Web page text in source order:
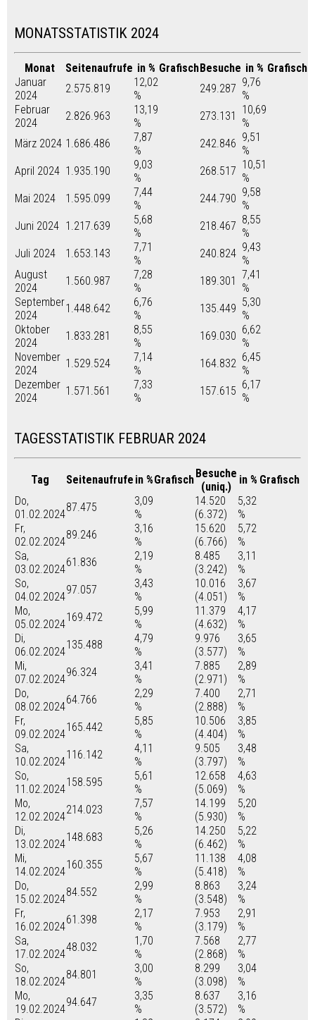
MONATSSTATISTIK 2024
Monat Seitenaufrufe in % GrafischBesuche in % Grafisch
Januar
2024
2.575.819
12,02
%
249.287 9,76
%
Februar
2024
2.826.963
13,19
%
273.131
10,69
%
März 2024 1.686.486
7,87
%
242.846 9,51
%
April 2024 1.935.190
9,03
%
268.517 10,51
%
Mai 2024
1.595.099
7,44
%
244.790 9,58
%
Juni 2024 1.217.639
5,68
%
218.467 8,55
%
Juli 2024
1.653.143
7,71
%
240.824 9,43
%
August
2024
1.560.987
7,28
%
189.301 7,41
%
September
2024
1.448.642
6,76
%
135.449 5,30
%
Oktober
2024
1.833.281
8,55
%
169.030 6,62
%
November
2024
1.529.524
7,14
%
164.832 6,45
%
Dezember
2024
1.571.561
7,33
%
157.615 6,17
%
TAGESSTATISTIK FEBRUAR 2024
Tag Seitenaufrufe in %GrafischBesuche
(uniq.)
in % Grafisch
Do,
01.02.2024
87.475
3,09
%
14.520
(6.372)
5,32
%
Fr,
02.02.2024
89.246
3,16
%
15.620
(6.766)
5,72
%
Sa,
03.02.2024
61.836
2,19
%
8.485
(3.242)
3,11
%
So,
04.02.2024
97.057
3,43
%
10.016
(4.051)
3,67
%
Mo,
05.02.2024
169.472
5,99
%
11.379
(4.632)
4,17
%
Di,
06.02.2024
135.488
4,79
%
9.976
(3.577)
3,65
%
Mi,
07.02.2024
96.324
3,41
%
7.885
(2.971)
2,89
%
Do,
08.02.2024
64.766
2,29
%
7.400
(2.888)
2,71
%
Fr,
09.02.2024
165.442
5,85
%
10.506
(4.404)
3,85
%
Sa,
10.02.2024
116.142
4,11
%
9.505
(3.797)
3,48
%
So,
11.02.2024
158.595
5,61
%
12.658
(5.069)
4,63
%
Mo,
12.02.2024
214.023
7,57
%
14.199
(5.930)
5,20
%
Di,
13.02.2024
148.683
5,26
%
14.250
(6.462)
5,22
%
Mi,
14.02.2024
160.355
5,67
%
11.138
(5.418)
4,08
%
Do,
15.02.2024
84.552
2,99
%
8.863
(3.548)
3,24
%
Fr,
16.02.2024
61.398
2,17
%
7.953
(3.179)
2,91
%
Sa,
17.02.2024
48.032
1,70
%
7.568
(2.868)
2,77
%
So,
18.02.2024
84.801
3,00
%
8.299
(3.098)
3,04
%
Mo,
19.02.2024
94.647
3,35
%
8.637
(3.572)
3,16
%